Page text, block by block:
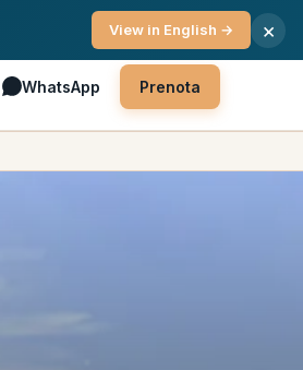
WhatsApp Prenota
View in English → ×